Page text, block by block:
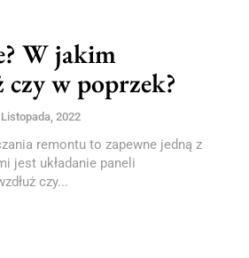
W jakim
w poprzek?
2022
remontu to zapewne jedną z
jest układanie paneli
czy...